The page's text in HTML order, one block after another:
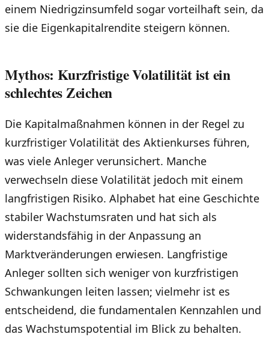
einem Niedrigzinsumfeld sogar vorteilhaft sein, da
sie die Eigenkapitalrendite steigern können.
Mythos: Kurzfristige Volatilität ist ein
schlechtes Zeichen
Die Kapitalmaßnahmen können in der Regel zu
kurzfristiger Volatilität des Aktienkurses führen,
was viele Anleger verunsichert. Manche
verwechseln diese Volatilität jedoch mit einem
langfristigen Risiko. Alphabet hat eine Geschichte
stabiler Wachstumsraten und hat sich als
widerstandsfähig in der Anpassung an
Marktveränderungen erwiesen. Langfristige
Anleger sollten sich weniger von kurzfristigen
Schwankungen leiten lassen; vielmehr ist es
entscheidend, die fundamentalen Kennzahlen und
das Wachstumspotential im Blick zu behalten.